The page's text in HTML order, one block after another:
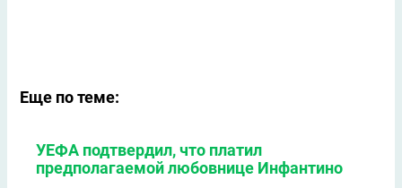
Еще по теме:
УЕФА подтвердил, что платил
предполагаемой любовнице Инфантино